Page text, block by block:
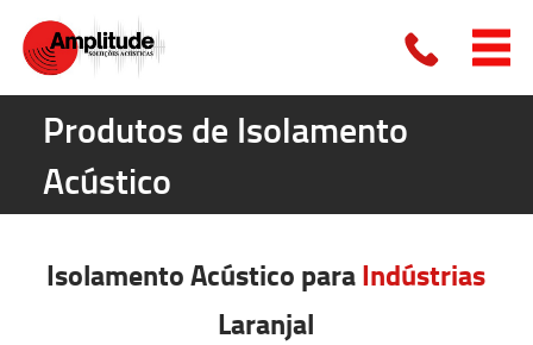
Produtos de Isolamento
Acústico
Isolamento Acústico paraIndústrias
Laranjal